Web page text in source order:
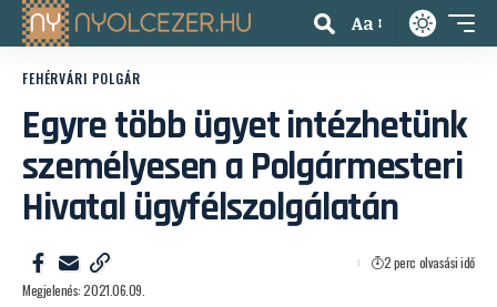
Aa
FEHÉRVÁRI POLGÁR
Egyre több ügyet intézhetünk
személyesen a Polgármesteri
Hivatal ügyfélszolgálatán
Megjelenés: 2021.06.09.
2 perc olvasási idő